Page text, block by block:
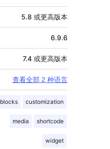
5.8 或更高版本
6.9.6
7.4 或更高版本
查看全部 2 种语言
blocks customization
media shortcode
widget